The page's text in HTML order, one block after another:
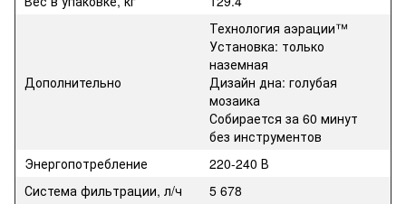
Дополнительно
Технология аэрации™
Установка: только
наземная
Дизайн дна: голубая
мозаика
Собирается за 60 минут
без инструментов
Энергопотребление
220-240 В
Система фильтрации, л/ч
5 678